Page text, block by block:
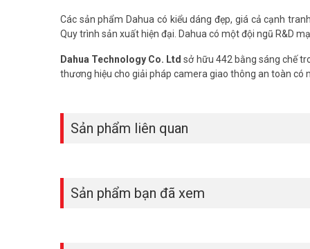
– Xuất xứ: Trung Quốc.
– Bảo hành: 24 tháng.
Đặt hàng ngay camera DAHUA DH-IPC-HFW5241EP-ZE
khảo thêm hình ảnh tạiFacebook Vuhoangtelecomnhé.
Các sản phẩm Dahua có kiểu dáng đẹp, giá cả cạnh
Quy trình sản xuất hiện đại. Dahua có một đội ngũ R&D
Dahua Technology Co. Ltd sở hữu 442 bằng sáng chế
thương hiệu cho giải pháp camera giao thông an toàn có
Sản phẩm liên quan
Sản phẩm bạn đã xem